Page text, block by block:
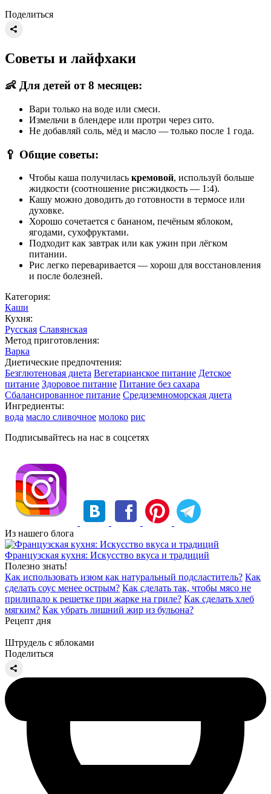
Поделиться
Советы и лайфхаки
👶 Для детей от 8 месяцев:
Вари только на воде или смеси.
Измельчи в блендере или протри через сито.
Не добавляй соль, мёд и масло — только после 1 года.
🥄 Общие советы:
Чтобы каша получилась кремовой, используй больше
жидкости (соотношение рис:жидкость — 1:4).
Кашу можно доводить до готовности в термосе или
духовке.
Хорошо сочетается с бананом, печёным яблоком,
ягодами, сухофруктами.
Подходит как завтрак или как ужин при лёгком
питании.
Рис легко переваривается — хорош для восстановления
и после болезней.
Категория:
Каши
Кухня:
Русская Славянская
Метод приготовления:
Варка
Диетические предпочтения:
Безглютеновая диета Вегетарианское питание Детское
питание Здоровое питание Питание без сахара
Сбалансированное питание Средиземноморская диета
Ингредиенты:
вода масло сливочное молоко рис
Подписывайтесь на нас в соцсетях
Из нашего блога
Французская кухня: Искусство вкуса и традиций
Полезно знать!
Как использовать изюм как натуральный подсластитель? Как
сделать соус менее острым? Как сделать так, чтобы мясо не
прилипало к решетке при жарке на гриле? Как сделать хлеб
мягким? Как убрать лишний жир из бульона?
Рецепт дня
Штрудель с яблоками
Поделиться